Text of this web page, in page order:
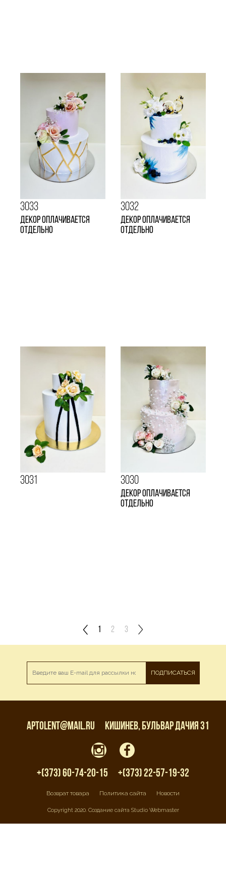
3033
Декор оплачивается
отдельно
3032
Декор оплачивается
отдельно
3031 3030
Декор оплачивается
отдельно
1 2 3
ПОДПИСАТЬСЯ
aptolent@mail.ru Кишинев, бульвар Дачия 31
+(373) 60-74-20-15 +(373) 22-57-19-32
Возврат товара Политика сайта Новости
Copyright 2020. Создание сайта Studio Webmaster